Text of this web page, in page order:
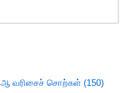
ஆ வரிசைச் சொற்கள் (150)